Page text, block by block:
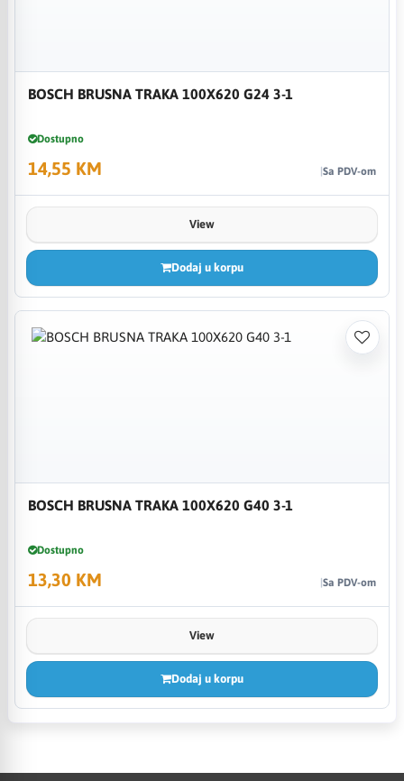
BOSCH BRUSNA TRAKA 100X620 G24 3-1
Dostupno
14,55 KM Sa PDV-om
View
Dodaj u korpu
BOSCH BRUSNA TRAKA 100X620 G40 3-1
Dostupno
13,30 KM Sa PDV-om
View
Dodaj u korpu